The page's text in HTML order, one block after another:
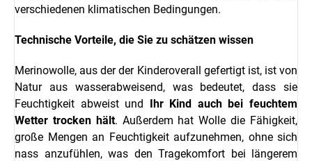
verschiedenen klimatischen Bedingungen.
Technische Vorteile, die Sie zu schätzen wissen
Merinowolle, aus der der Kinderoverall gefertigt ist, ist von
Natur aus wasserabweisend, was bedeutet, dass sie
Feuchtigkeit abweist und Ihr Kind auch bei feuchtem
Wetter trocken hält. Außerdem hat Wolle die Fähigkeit,
große Mengen an Feuchtigkeit aufzunehmen, ohne sich
nass anzufühlen, was den Tragekomfort bei längerem